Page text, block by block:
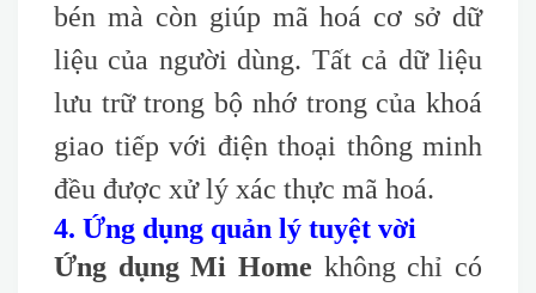
bén mà còn giúp mã hoá cơ sở dữ
liệu của người dùng. Tất cả dữ liệu
lưu trữ trong bộ nhớ trong của khoá
giao tiếp với điện thoại thông minh
đều được xử lý xác thực mã hoá.
4. Ứng dụng quản lý tuyệt vời
Ứng dụng Mi Home không chỉ có